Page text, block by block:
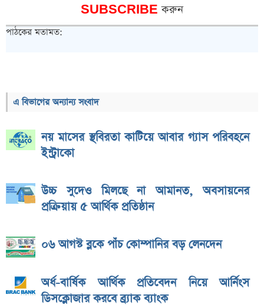
SUBSCRIBEকরুন
পাঠকের মতামত:
এ বিভাগের অন্যান্য সংবাদ
নয় মাসের স্থবিরতা কাটিয়ে আবার গ্যাস পরিবহনে
ইন্ট্রাকো
উচ্চ সুদেও মিলছে না আমানত, অবসায়নের
প্রক্রিয়ায় ৫ আর্থিক প্রতিষ্ঠান
০৬ আগস্ট ব্লকে পাঁচ কোম্পানির বড় লেনদেন
অর্ধ-বার্ষিক আর্থিক প্রতিবেদন নিয়ে আর্নিংস
ডিসক্লোজার করবে ব্র্যাক ব্যাংক